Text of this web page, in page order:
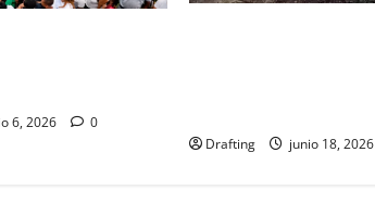
6, 2026 0
Drafting junio 18, 2026